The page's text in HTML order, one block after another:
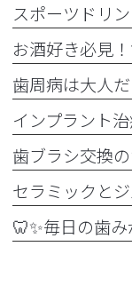
スポーツドリ
お酒好き必見
セラミックと